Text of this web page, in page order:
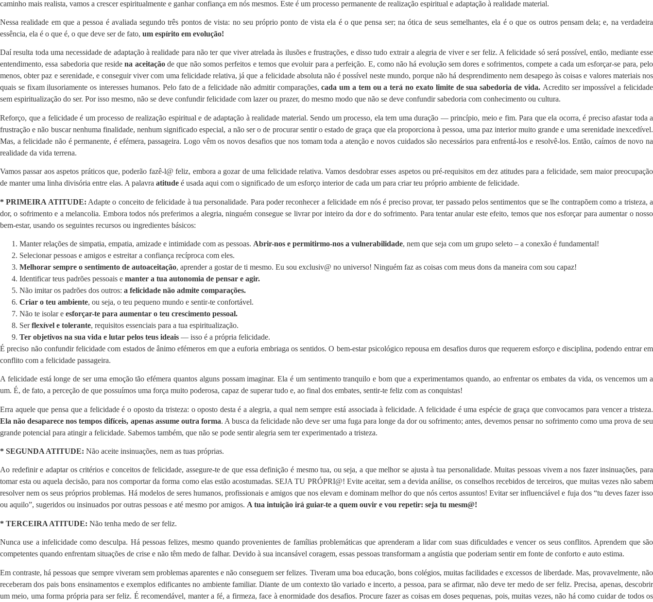
caminho mais realista, vamos a crescer espiritualmente e ganhar confiança em nós mesmos. Este é um processo permanente de realização espiritual e adaptação à realidade material.
Nessa realidade em que a pessoa é avaliada segundo três pontos de vista: no seu próprio ponto de vista ela é o que pensa ser; na ótica de seus semelhantes, ela é o que os outros pensam dela; e, na verdadeira
essência, ela é o que é, o que deve ser de fato, um espírito em evolução!
Daí resulta toda uma necessidade de adaptação à realidade para não ter que viver atrelada às ilusões e frustrações, e disso tudo extrair a alegria de viver e ser feliz. A felicidade só será possível, então, mediante esse
entendimento, essa sabedoria que residena aceitaçãode que não somos perfeitos e temos que evoluir para a perfeição. E, como não há evolução sem dores e sofrimentos, compete a cada um esforçar-se para, pelo
menos, obter paz e serenidade, e conseguir viver com uma felicidade relativa, já que a felicidade absoluta não é possível neste mundo, porque não há desprendimento nem desapego às coisas e valores materiais nos
quais se fixam ilusoriamente os interesses humanos. Pelo fato de a felicidade não admitir comparações,cada um a tem ou a terá no exato limite de sua sabedoria de vida.Acredito ser impossível a felicidade
sem espiritualização do ser. Por isso mesmo, não se deve confundir felicidade com lazer ou prazer, do mesmo modo que não se deve confundir sabedoria com conhecimento ou cultura.
Reforço, que a felicidade é um processo de realização espiritual e de adaptação à realidade material. Sendo um processo, ela tem uma duração — princípio, meio e fim. Para que ela ocorra, é preciso afastar toda a
frustração e não buscar nenhuma finalidade, nenhum significado especial, a não ser o de procurar sentir o estado de graça que ela proporciona à pessoa, uma paz interior muito grande e uma serenidade inexcedível.
Mas, a felicidade não é permanente, é efémera, passageira. Logo vêm os novos desafios que nos tomam toda a atenção e novos cuidados são necessários para enfrentá-los e resolvê-los. Então, caímos de novo na
realidade da vida terrena.
Vamos passar aos aspetos práticos que, poderão fazê-l@ feliz, embora a gozar de uma felicidade relativa. Vamos desdobrar esses aspetos ou pré-requisitos em dez atitudes para a felicidade, sem maior preocupação
de manter uma linha divisória entre elas. A palavra atitude é usada aqui com o significado de um esforço interior de cada um para criar teu próprio ambiente de felicidade.
* PRIMEIRA ATITUDE: Adapte o conceito de felicidade à tua personalidade. Para poder reconhecer a felicidade em nós é preciso provar, ter passado pelos sentimentos que se lhe contrapõem como a tristeza, a
dor, o sofrimento e a melancolia. Embora todos nós preferimos a alegria, ninguém consegue se livrar por inteiro da dor e do sofrimento. Para tentar anular este efeito, temos que nos esforçar para aumentar o nosso
bem-estar, usando os seguintes recursos ou ingredientes básicos:
Manter relações de simpatia, empatia, amizade e intimidade com as pessoas. Abrir-nos e permitirmo-nos a vulnerabilidade, nem que seja com um grupo seleto – a conexão é fundamental!
Selecionar pessoas e amigos e estreitar a confiança recíproca com eles.
Melhorar sempre o sentimento de autoaceitação, aprender a gostar de ti mesmo. Eu sou exclusiv@ no universo! Ninguém faz as coisas com meus dons da maneira com sou capaz!
Identificar teus padrões pessoais e manter a tua autonomia de pensar e agir.
Não imitar os padrões dos outros: a felicidade não admite comparações.
Criar o teu ambiente, ou seja, o teu pequeno mundo e sentir-te confortável.
Não te isolar e esforçar-te para aumentar o teu crescimento pessoal.
Serflexível e tolerante, requisitos essenciais para a tua espiritualização.
Ter objetivos na sua vida e lutar pelos teus ideais — isso é a própria felicidade.
É preciso não confundir felicidade com estados de ânimo efémeros em que a euforia embriaga os sentidos. O bem-estar psicológico repousa em desafios duros que requerem esforço e disciplina, podendo entrar em
conflito com a felicidade passageira.
A felicidade está longe de ser uma emoção tão efémera quantos alguns possam imaginar. Ela é um sentimento tranquilo e bom que a experimentamos quando, ao enfrentar os embates da vida, os vencemos um a
um. É, de fato, a perceção de que possuímos uma força muito poderosa, capaz de superar tudo e, ao final dos embates, sentir-te feliz com as conquistas!
Erra aquele que pensa que a felicidade é o oposto da tristeza: o oposto desta é a alegria, a qual nem sempre está associada à felicidade. A felicidade é uma espécie de graça que convocamos para vencer a tristeza.
Ela não desaparece nos tempos difíceis, apenas assume outra forma. A busca da felicidade não deve ser uma fuga para longe da dor ou sofrimento; antes, devemos pensar no sofrimento como uma prova de seu
grande potencial para atingir a felicidade. Sabemos também, que não se pode sentir alegria sem ter experimentado a tristeza.
* SEGUNDA ATITUDE: Não aceite insinuações, nem as tuas próprias.
Ao redefinir e adaptar os critérios e conceitos de felicidade, assegure-te de que essa definição é mesmo tua, ou seja, a que melhor se ajusta à tua personalidade. Muitas pessoas vivem a nos fazer insinuações, para
tomar esta ou aquela decisão, para nos comportar da forma como elas estão acostumadas. SEJA TU PRÓPRI@! Evite aceitar, sem a devida análise, os conselhos recebidos de terceiros, que muitas vezes não sabem
resolver nem os seus próprios problemas. Há modelos de seres humanos, profissionais e amigos que nos elevam e dominam melhor do que nós certos assuntos! Evitar ser influenciável e fuja dos “tu deves fazer isso
ou aquilo”, sugeridos ou insinuados por outras pessoas e até mesmo por amigos. A tua intuição irá guiar-te a quem ouvir e vou repetir: seja tu mesm@!
* TERCEIRA ATITUDE: Não tenha medo de ser feliz.
Nunca use a infelicidade como desculpa. Há pessoas felizes, mesmo quando provenientes de famílias problemáticas que aprenderam a lidar com suas dificuldades e vencer os seus conflitos. Aprendem que são
competentes quando enfrentam situações de crise e não têm medo de falhar. Devido à sua incansável coragem, essas pessoas transformam a angústia que poderiam sentir em fonte de conforto e auto estima.
Em contraste, há pessoas que sempre viveram sem problemas aparentes e não conseguem ser felizes. Tiveram uma boa educação, bons colégios, muitas facilidades e excessos de liberdade. Mas, provavelmente, não
receberam dos pais bons ensinamentos e exemplos edificantes no ambiente familiar. Diante de um contexto tão variado e incerto, a pessoa, para se afirmar, não deve ter medo de ser feliz. Precisa, apenas, descobrir
um meio, uma forma própria para ser feliz. É recomendável, manter a fé, a firmeza, face à enormidade dos desafios. Procure fazer as coisas em doses pequenas, pois, muitas vezes, não há como cuidar de todos os